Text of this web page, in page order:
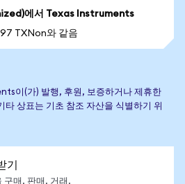
에서 Texas Instruments
TXNon와 같음
이(가) 발행, 후원, 보증하거나 제휴한
타 상표는 기초 참조 자산을 식별하기 위
기
매, 판매, 거래,